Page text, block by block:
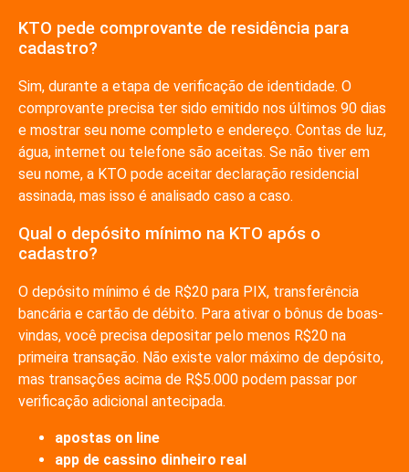
KTO pede comprovante de residência para
cadastro?
Sim, durante a etapa de verificação de identidade. O
comprovante precisa ter sido emitido nos últimos 90 dias
e mostrar seu nome completo e endereço. Contas de luz,
água, internet ou telefone são aceitas. Se não tiver em
seu nome, a KTO pode aceitar declaração residencial
assinada, mas isso é analisado caso a caso.
Qual o depósito mínimo na KTO após o
cadastro?
O depósito mínimo é de R$20 para PIX, transferência
bancária e cartão de débito. Para ativar o bônus de boas-
vindas, você precisa depositar pelo menos R$20 na
primeira transação. Não existe valor máximo de depósito,
mas transações acima de R$5.000 podem passar por
verificação adicional antecipada.
apostas on line
app de cassino dinheiro real